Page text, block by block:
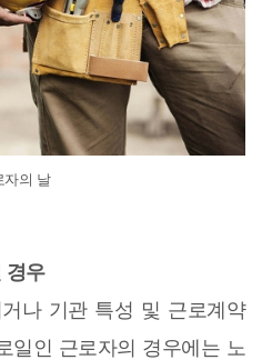
자의 날
경우
나 기관 특성 및 근로계약
일인 근로자의 경우에는 노